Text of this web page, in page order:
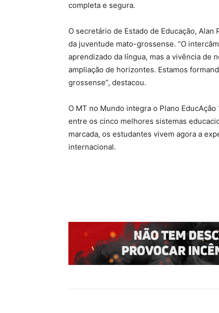
completa e segura.
O secretário de Estado de Educação,
da juventude mato-grossense. “O
aprendizado da língua, mas a vivência de
ampliação de horizontes. Estamos
grossense”, destacou.
O MT no Mundo integra o Plano
entre os cinco melhores sistemas
marcada, os estudantes vivem agora a
internacional.